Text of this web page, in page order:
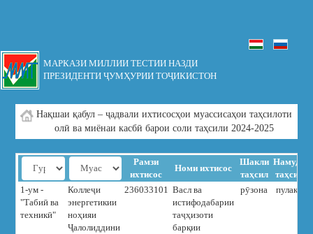
МАРКАЗИ МИЛЛИИ ТЕСТИИ НАЗДИ
ПРЕЗИДЕНТИ ҶУМҲУРИИ ТОҶИКИСТОН
Нақшаи қабул – ҷадвали ихтисосҳои муассисаҳои таҳсилоти
олӣ ва миёнаи касбӣ барои соли таҳсили 2024-2025
Рамзи
ихтисос
Номи ихтисос
Шакли
таҳсил
Намуди
таҳсил
1-ум -
"Табиӣ ва
техникӣ"
Коллеҷи
энергетикии
ноҳияи
Ҷалолиддини
236033101 Васл ва
истифодабарии
таҷҳизоти
барқии
рӯзона пулакӣ